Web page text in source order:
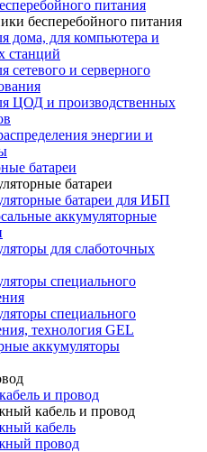
питания
бесперебойного питания
дома, для компьютера и
станций
сетевого и серверного
ЦОД и производственных
энергии и
батареи
батареи
батареи для ИБП
аккумуляторные
для слаботочных
специального
специального
технология GEL
аккумуляторы
и провод
кабель и провод
кабель
провод